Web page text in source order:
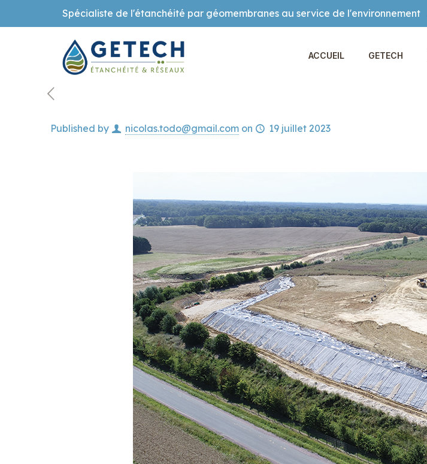
Spécialiste de l'étanchéité par géomembranes au service de l'environnement
ACCUEIL GETECH
Published by nicolas.todo@gmail.com on 19 juillet 2023